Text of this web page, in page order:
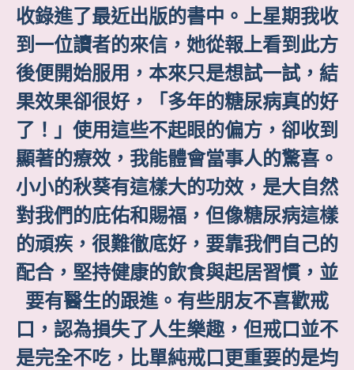
收錄進了最近出版的書中。上星期我收
到一位讀者的來信，她從報上看到此方
後便開始服用，本來只是想試一試，結
果效果卻很好，「多年的糖尿病真的好
了！」使用這些不起眼的偏方，卻收到
顯著的療效，我能體會當事人的驚喜。
小小的秋葵有這樣大的功效，是大自然
對我們的庇佑和賜福，但像糖尿病這樣
的頑疾，很難徹底好，要靠我們自己的
配合，堅持健康的飲食與起居習慣，並
要有醫生的跟進。有些朋友不喜歡戒
口，認為損失了人生樂趣，但戒口並不
是完全不吃，比單純戒口更重要的是均